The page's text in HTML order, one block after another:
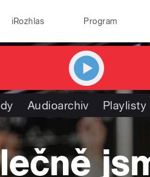
iRozhlas Program
Audioarchiv Playlisty